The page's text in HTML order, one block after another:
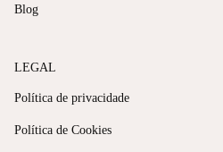
Blog
LEGAL
Política de privacidade
Política de Cookies